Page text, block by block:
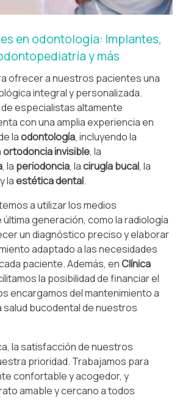
en odontología: Implantes,
y más
ofrecer a nuestros pacientes una
integral y personalizada.
especialistas altamente
con una amplia experiencia en
laodontología, incluyendo la
ortodoncia invisible, la
, la periodoncia, lacirugía bucal, la
y laestética dental.
a utilizar los medios
generación, como la radiología
un diagnóstico preciso y elaborar
adaptado a las necesidades
paciente. Además, enClínica
la posibilidad de financiar el
encargamos del mantenimiento a
salud bucodental de nuestros
la satisfacción de nuestros
prioridad. Trabajamos para
confortable y acogedor, y
amable y cercano a todos